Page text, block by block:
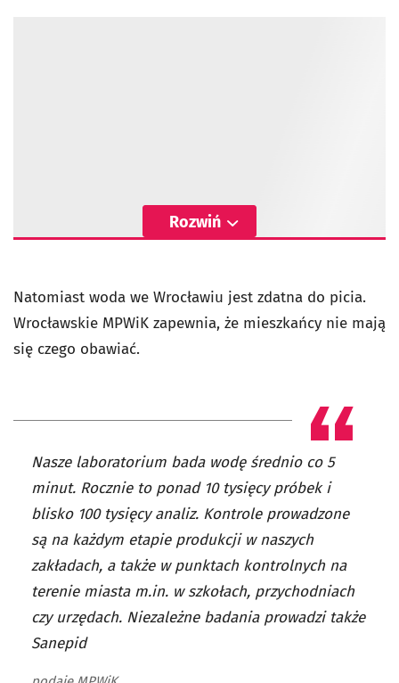
Rozwiń
Natomiast woda we Wrocławiu jest zdatna do picia.
Wrocławskie MPWiK zapewnia, że mieszkańcy nie mają
się czego obawiać.
Nasze laboratorium bada wodę średnio co 5
minut. Rocznie to ponad 10 tysięcy próbek i
blisko 100 tysięcy analiz. Kontrole prowadzone
są na każdym etapie produkcji w naszych
zakładach, a także w punktach kontrolnych na
terenie miasta m.in. w szkołach, przychodniach
czy urzędach. Niezależne badania prowadzi także
Sanepid